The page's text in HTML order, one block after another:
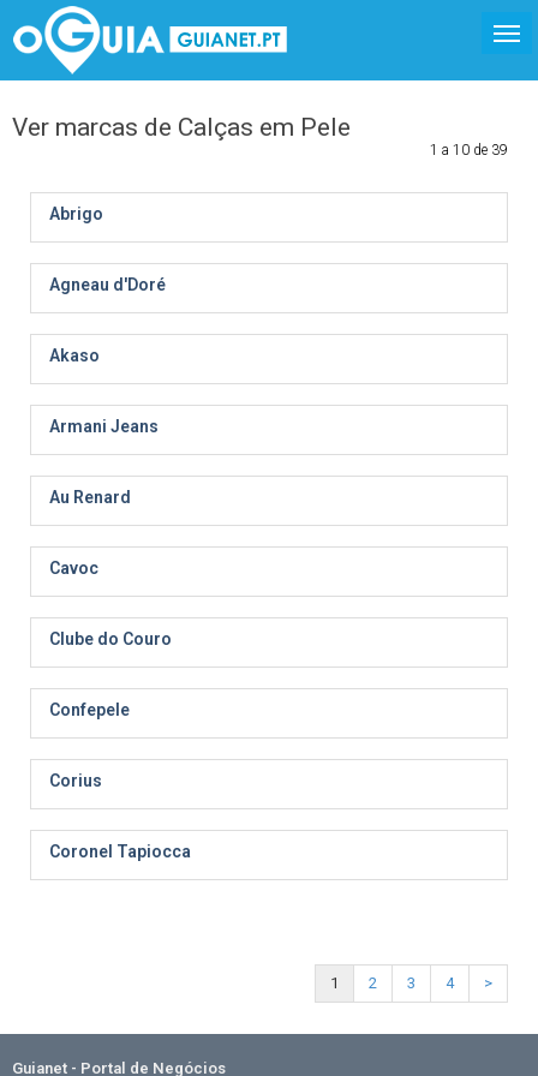
Ver marcas de Calças em Pele
1 a 10 de 39
Abrigo
Agneau d'Doré
Akaso
Armani Jeans
Au Renard
Cavoc
Clube do Couro
Confepele
Corius
Coronel Tapiocca
1 2 3 4 >
Guianet - Portal de Negócios